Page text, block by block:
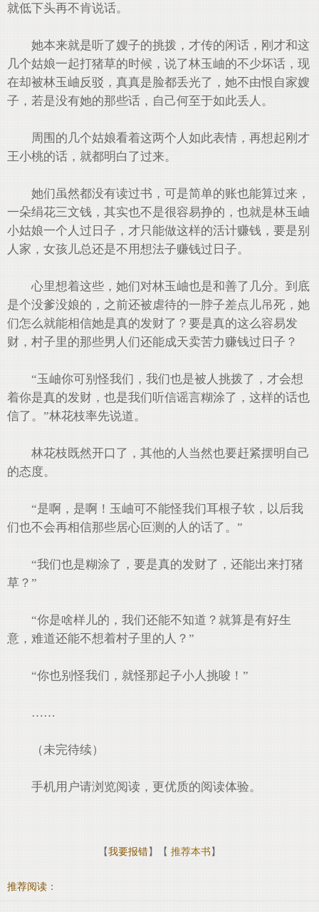
就低下头再不肯说话。
她本来就是听了嫂子的挑拨，才传的闲话，刚才和这
几个姑娘一起打猪草的时候，说了林玉岫的不少坏话，现
在却被林玉岫反驳，真真是脸都丢光了，她不由恨自家嫂
子，若是没有她的那些话，自己何至于如此丢人。
周围的几个姑娘看着这两个人如此表情，再想起刚才
王小桃的话，就都明白了过来。
她们虽然都没有读过书，可是简单的账也能算过来，
一朵绢花三文钱，其实也不是很容易挣的，也就是林玉岫
小姑娘一个人过日子，才只能做这样的活计赚钱，要是别
人家，女孩儿总还是不用想法子赚钱过日子。
心里想着这些，她们对林玉岫也是和善了几分。到底
是个没爹没娘的，之前还被虐待的一脖子差点儿吊死，她
们怎么就能相信她是真的发财了？要是真的这么容易发
财，村子里的那些男人们还能成天卖苦力赚钱过日子？
“玉岫你可别怪我们，我们也是被人挑拨了，才会想
着你是真的发财，也是我们听信谣言糊涂了，这样的话也
信了。”林花枝率先说道。
林花枝既然开口了，其他的人当然也要赶紧摆明自己
的态度。
“是啊，是啊！玉岫可不能怪我们耳根子软，以后我
们也不会再相信那些居心叵测的人的话了。”
“我们也是糊涂了，要是真的发财了，还能出来打猪
草？”
“你是啥样儿的，我们还能不知道？就算是有好生
意，难道还能不想着村子里的人？”
“你也别怪我们，就怪那起子小人挑唆！”
……
（未完待续）
手机用户请浏览阅读，更优质的阅读体验。
【我要报错】【 推荐本书 】
推荐阅读：